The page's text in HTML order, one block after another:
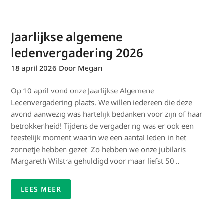
Jaarlijkse algemene
ledenvergadering 2026
18 april 2026 Door Megan
Op 10 april vond onze Jaarlijkse Algemene
Ledenvergadering plaats. We willen iedereen die deze
avond aanwezig was hartelijk bedanken voor zijn of haar
betrokkenheid! Tijdens de vergadering was er ook een
feestelijk moment waarin we een aantal leden in het
zonnetje hebben gezet. Zo hebben we onze jubilaris
Margareth Wilstra gehuldigd voor maar liefst 50…
LEES MEER